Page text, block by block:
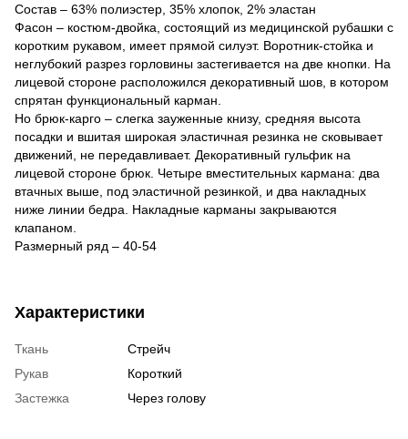
Состав – 63% полиэстер, 35% хлопок, 2% эластан
Фасон – костюм-двойка, состоящий из медицинской рубашки с
коротким рукавом, имеет прямой силуэт. Воротник-стойка и
неглубокий разрез горловины застегивается на две кнопки. На
лицевой стороне расположился декоративный шов, в котором
спрятан функциональный карман.
Но брюк-карго – слегка зауженные книзу, средняя высота
посадки и вшитая широкая эластичная резинка не сковывает
движений, не передавливает. Декоративный гульфик на
лицевой стороне брюк. Четыре вместительных кармана: два
втачных выше, под эластичной резинкой, и два накладных
ниже линии бедра. Накладные карманы закрываются
клапаном.
Размерный ряд – 40-54
Характеристики
Ткань
Стрейч
Рукав
Короткий
Застежка
Через голову